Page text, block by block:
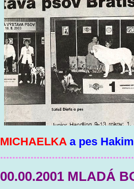
MICHAELKAa pes
00.00.2001 MLADÁ